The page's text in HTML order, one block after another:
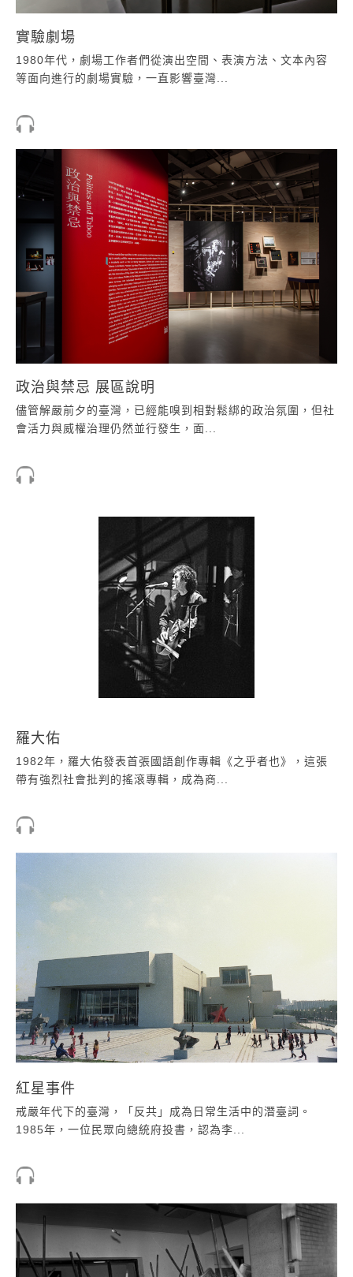
實驗劇場
1980年代，劇場工作者們從演出空間、表演方法、文本內容
等面向進行的劇場實驗，一直影響臺灣...
政治與禁忌 展區說明
儘管解嚴前夕的臺灣，已經能嗅到相對鬆綁的政治氛圍，但社
會活力與威權治理仍然並行發生，面...
羅大佑
1982年，羅大佑發表首張國語創作專輯《之乎者也》，這張
帶有強烈社會批判的搖滾專輯，成為商...
紅星事件
戒嚴年代下的臺灣，「反共」成為日常生活中的潛臺詞。
1985年，一位民眾向總統府投書，認為李...